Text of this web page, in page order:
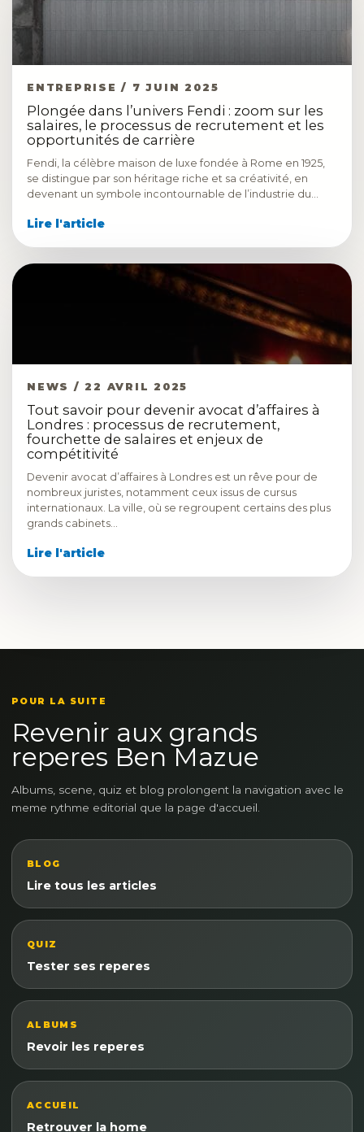
ENTREPRISE / 7 JUIN 2025
Plongée dans l’univers Fendi : zoom sur les
salaires, le processus de recrutement et les
opportunités de carrière
Fendi, la célèbre maison de luxe fondée à Rome en 1925,
se distingue par son héritage riche et sa créativité, en
devenant un symbole incontournable de l’industrie du…
Lire l'article
NEWS / 22 AVRIL 2025
Tout savoir pour devenir avocat d’affaires à
Londres : processus de recrutement,
fourchette de salaires et enjeux de
compétitivité
Devenir avocat d’affaires à Londres est un rêve pour de
nombreux juristes, notamment ceux issus de cursus
internationaux. La ville, où se regroupent certains des plus
grands cabinets…
Lire l'article
POUR LA SUITE
Revenir aux grands
reperes Ben Mazue
Albums, scene, quiz et blog prolongent la navigation avec le
meme rythme editorial que la page d'accueil.
BLOG
Lire tous les articles
QUIZ
Tester ses reperes
ALBUMS
Revoir les reperes
ACCUEIL
Retrouver la home